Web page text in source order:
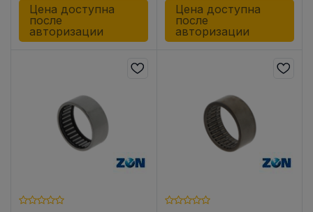
Цена доступна
после
авторизации
стороны BK0709
Цена доступна
после
авторизации